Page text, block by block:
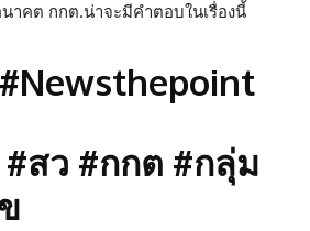
นาคต กกต.น่าจะมีคำตอบในเรื่องนี้
#สว #กกต #กลุ่ม